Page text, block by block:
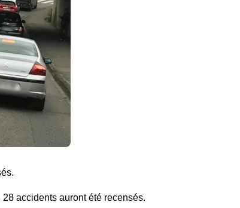
accidents auront été recensés.